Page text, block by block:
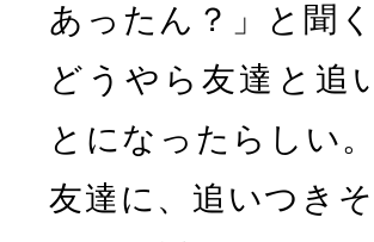
あったん？」と聞
どうやら友達と追
とになったらしい
友達に、追いつき